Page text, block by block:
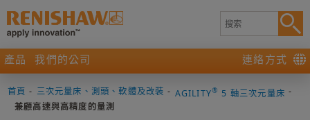
產品 我們的公司 連絡方式
首頁 - 三次元量床、測頭、軟體及改裝 - AGILITY® 5 軸三次元量床 -
兼顧高速與高精度的量測